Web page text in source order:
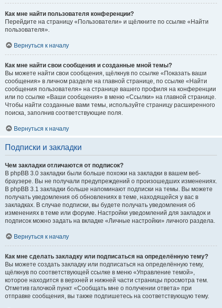
Как мне найти пользователя конференции?
Перейдите на страницу «Пользователи» и щёлкните по ссылке «Найти
пользователя».
Вернуться к началу
Как мне найти свои сообщения и созданные мной темы?
Вы можете найти свои сообщения, щёлкнув по ссылке «Показать ваши
сообщения» в личном разделе на главной странице, по ссылке «Найти
сообщения пользователя» на странице вашего профиля на конференции
или по ссылке «Ваши сообщения» в меню «Ссылки» на главной странице.
Чтобы найти созданные вами темы, используйте страницу расширенного
поиска, заполнив соответствующие поля.
Вернуться к началу
Подписки и закладки
Чем закладки отличаются от подписок?
В phpBB 3.0 закладки были больше похожи на закладки в вашем веб-
браузере. Вы не получали предупреждений о произошедших изменениях.
В phpBB 3.1 закладки больше напоминают подписки на темы. Вы можете
получать уведомления об обновлениях в теме, находящейся у вас в
закладках. В случае подписки, вы будете получать уведомления об
изменениях в теме или форуме. Настройки уведомлений для закладок и
подписок можно задать на вкладке «Личные настройки» личного раздела.
Вернуться к началу
Как мне сделать закладку или подписаться на определённую тему?
Вы можете создать закладку или подписаться на определённую тему,
щёлкнув по соответствующей ссылке в меню «Управление темой»,
которое находится в верхней и нижней части страницы просмотра тем.
Отметив галочкой пункт «Сообщать мне о получении ответа» при
отправке сообщения, вы также подпишетесь на соответствующую тему.